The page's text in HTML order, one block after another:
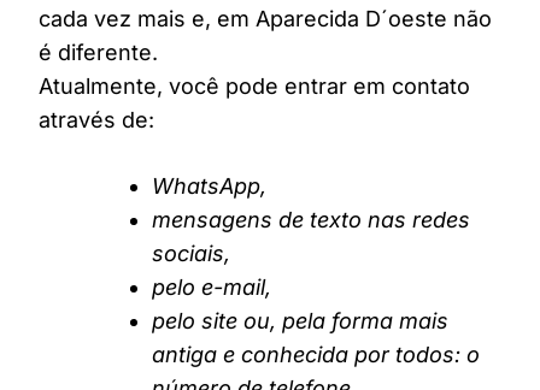
cada vez mais e, em Aparecida D´oeste não
é diferente.
Atualmente, você pode entrar em contato
através de:
WhatsApp,
mensagens de texto nas redes
sociais,
pelo e-mail,
pelo site ou, pela forma mais
antiga e conhecida por todos: o